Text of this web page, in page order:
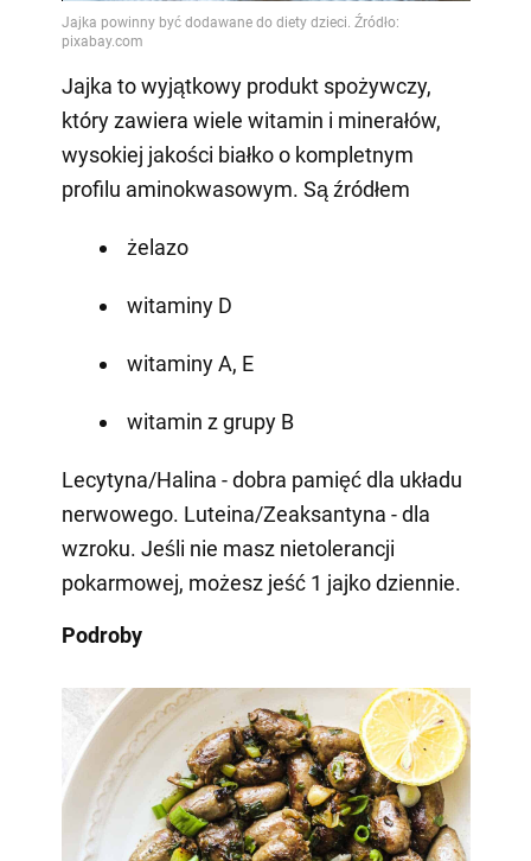
Jajka to wyjątkowy produkt spożywczy,
który zawiera wiele witamin i minerałów,
wysokiej jakości białko o kompletnym
profilu aminokwasowym. Są źródłem
żelazo
witaminy D
witaminy A, E
witamin z grupy B
Lecytyna/Halina - dobra pamięć dla układu
nerwowego. Luteina/Zeaksantyna - dla
wzroku. Jeśli nie masz nietolerancji
pokarmowej, możesz jeść 1 jajko dziennie.
Podroby